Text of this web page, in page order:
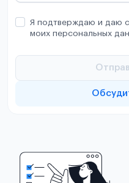
Я подтверждаю и даю
моих персональных